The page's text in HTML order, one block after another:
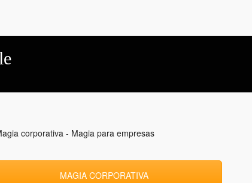
MAGIA CORPORATIVA